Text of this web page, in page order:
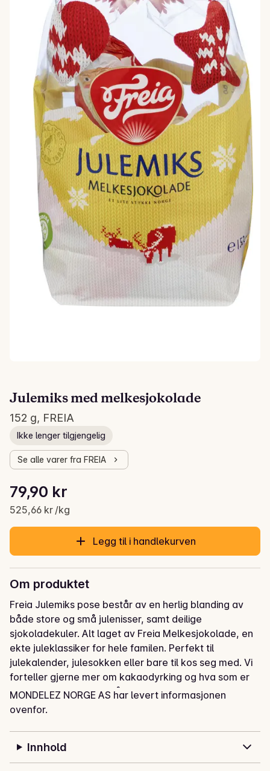
Julemiks med melkesjokolade
152 g, FREIA
Ikke lenger tilgjengelig
Se alle varer fra FREIA
Gjeldende pris er: 79,90 kr
79,90 kr
525,66 kr /kg
Stykkpris: 525,66 kr /kg
Legg til i handlekurven
Om produktet
Freia Julemiks pose består av en herlig blanding av
både store og små julenisser, samt deilige
sjokoladekuler. Alt laget av Freia Melkesjokolade, en
ekte juleklassiker for hele familen. Perfekt til
julekalender, julesokken eller bare til kos seg med. Vi
forteller gjerne mer om kakaodyrking og hva som er
viktig for oss, les mer på www.cocoaprogram.info
MONDELEZ NORGE AS har levert informasjonen
ovenfor.
Innhold